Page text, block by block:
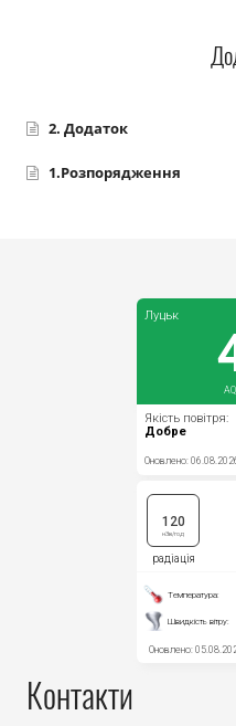
2. Додаток
1.Розпорядження
Контакти